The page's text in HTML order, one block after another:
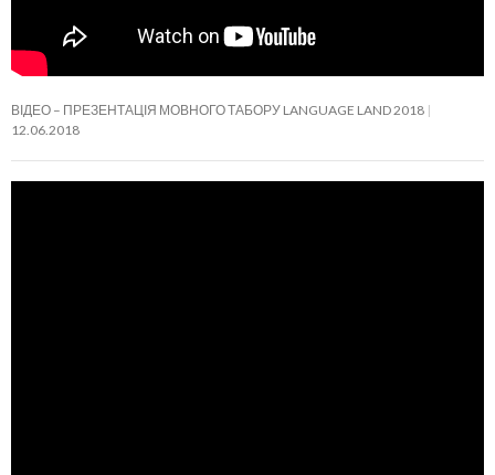
ВІДЕО – ПРЕЗЕНТАЦІЯ МОВНОГО ТАБОРУ LANGUAGE LAND 2018
12.06.2018